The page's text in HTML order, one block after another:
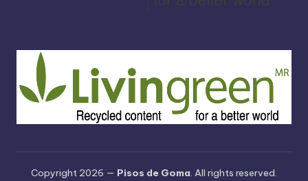
Copyright 2026 — Pisos de Goma. All rights reserved.